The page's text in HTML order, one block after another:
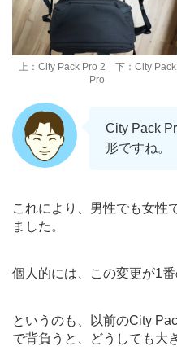
上：City Pack Pro 2 下：City Pack
Pro
City Pack
形ですね。
これにより、男性でも女性
ました。
個人的には、この変更が1番
というのも、以前のCity
で背負うと、どうしても大